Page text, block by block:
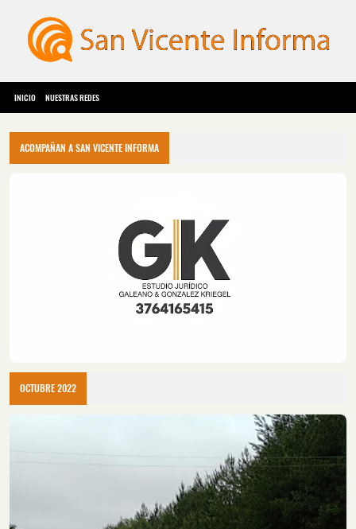
INICIO NUESTRAS REDES
ACOMPAÑAN A SAN VICENTE INFORMA
OCTUBRE 2022